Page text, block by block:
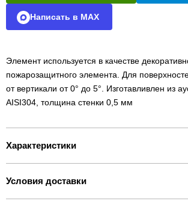
Написать в MAX
Элемент используется в качестве
пожарозащитного элемента. Для
от вертикали от 0° до 5°. Изготавливлен из
AISI304, толщина стенки 0,5 мм
Характеристики
Условия доставки